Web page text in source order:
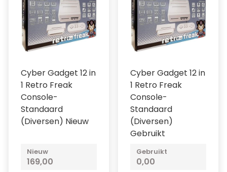
Cyber Gadget 12 in
1 Retro Freak
Console-
Standaard
(Diversen) Nieuw
Nieuw
169,00
Cyber Gadget 12 in
1 Retro Freak
Console-
Standaard
(Diversen)
Gebruikt
Gebruikt
0,00